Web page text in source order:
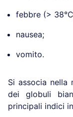
febbre (>
nausea;
vomito.
Si associa nella
dei globuli
principali indici